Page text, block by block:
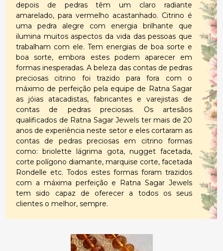
depois de pedras têm um claro radiante
amarelado, para vermelho acastanhado. Citrino é
uma pedra alegre com energia brilhante que
ilumina muitos aspectos da vida das pessoas que
trabalham com ele. Tem energias de boa sorte e
boa sorte, embora estes podem aparecer em
formas inesperadas. A beleza das contas de pedras
preciosas citrino foi trazido para fora com o
máximo de perfeição pela equipe de Ratna Sagar
as jóias atacadistas, fabricantes e varejistas de
contas de pedras preciosas. Os artesãos
qualificados de Ratna Sagar Jewels ter mais de 20
anos de experiência neste setor e eles cortaram as
contas de pedras preciosas em citrino formas
como: briolette lágrima gota, nugget facetada,
corte polígono diamante, marquise corte, facetada
Rondelle etc. Todos estes formas foram trazidos
com a máxima perfeição e Ratna Sagar Jewels
tem sido capaz de oferecer a todos os seus
clientes o melhor, sempre.